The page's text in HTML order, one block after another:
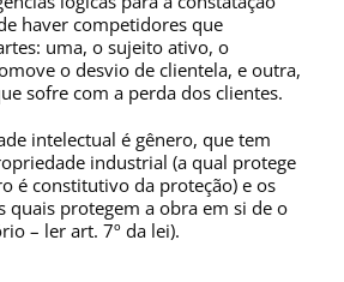
haver competidores que
uma, o sujeito ativo, o
o desvio de clientela, e outra,
sofre com a perda dos clientes.
intelectual é gênero, que tem
industrial (a qual protege
é constitutivo da proteção) e os
quais protegem a obra em si de o
– ler art. 7º da lei).